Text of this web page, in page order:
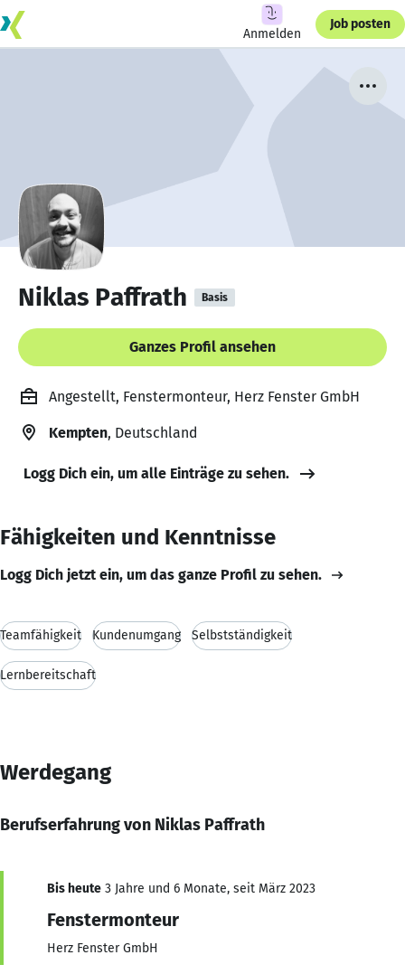
Anmelden
Job posten
Niklas Paffrath Basis
Ganzes Profil ansehen
Angestellt, Fenstermonteur, Herz Fenster GmbH
Kempten, Deutschland
Logg Dich ein, um alle Einträge zu sehen.
Fähigkeiten und Kenntnisse
Logg Dich jetzt ein, um das ganze Profil zu sehen.
Teamfähigkeit Kundenumgang Selbstständigkeit
Lernbereitschaft
Werdegang
Berufserfahrung von Niklas Paffrath
Bis heute 3 Jahre und 6 Monate, seit März 2023
Fenstermonteur
Herz Fenster GmbH